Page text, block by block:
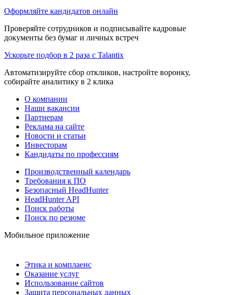
Оформляйте кандидатов онлайн
Проверяйте сотрудников и подписывайте кадровые
документы без бумаг и личных встреч
Ускорьте подбор в 2 раза с Talantix
Автоматизируйте сбор откликов, настройте воронку,
собирайте аналитику в 2 клика
О компании
Наши вакансии
Партнерам
Реклама на сайте
Новости и статьи
Инвесторам
Кандидаты по профессиям
Производственный календарь
Требования к ПО
Безопасный HeadHunter
HeadHunter API
Поиск работы
Поиск по резюме
Мобильное приложение
Этика и комплаенс
Оказание услуг
Использование сайтов
Защита персональных данных